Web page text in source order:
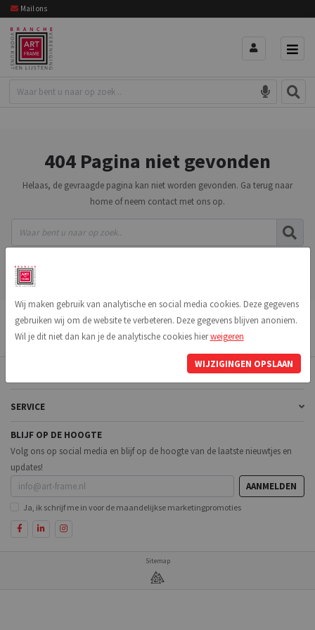
Mail ons
404 Pagina niet gevonden
Helaas, de gevraagde pagina kan niet worden gevonden. Ga terug naar
home of neem contact met ons op.
SERVICE
BLIJF OP DE HOOGTE
Volg ons op social media en blijf op de hoogte van de laatste nieuwtjes en
updates!
AANMELDEN
Ja, ik schrijf me in voor de maandelijkse marketingpromoties
Sitemap
Wij maken gebruik van analytische en social media cookies. Deze gegevens
gebruiken wij om de website te verbeteren. Deze gegevens blijven anoniem.
Wil je dit niet dan kan je de analytische cookies hierweigeren
WIJZIGINGEN OPSLAAN